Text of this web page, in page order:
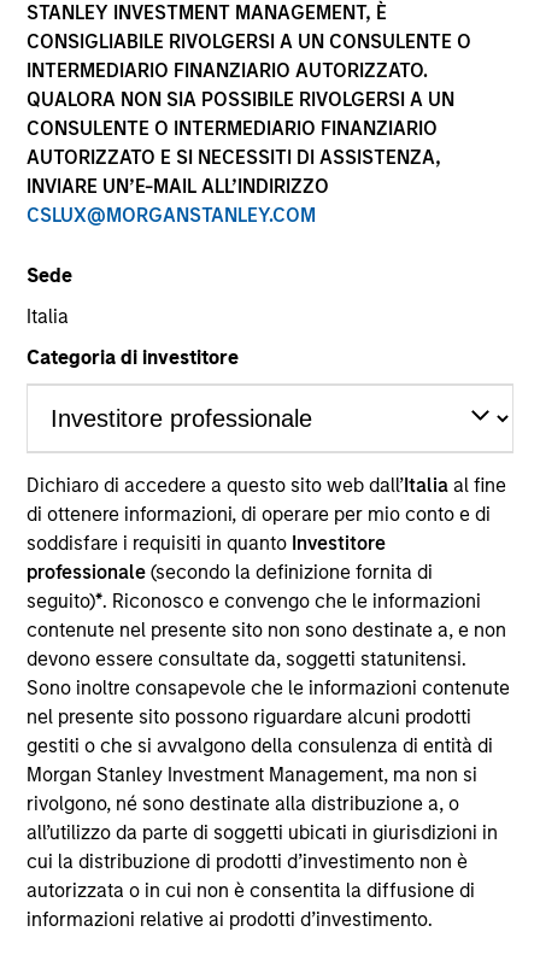
STANLEY INVESTMENT MANAGEMENT, È
CONSIGLIABILE RIVOLGERSI A UN CONSULENTE O
INTERMEDIARIO FINANZIARIO AUTORIZZATO.
QUALORA NON SIA POSSIBILE RIVOLGERSI A UN
CONSULENTE O INTERMEDIARIO FINANZIARIO
AUTORIZZATO E SI NECESSITI DI ASSISTENZA,
INVIARE UN’E-MAIL ALL’INDIRIZZO
CSLUX@MORGANSTANLEY.COM
Sede
Italia
Categoria di investitore
Dichiaro di accedere a questo sito web dall’Italia al fine
di ottenere informazioni, di operare per mio conto e di
soddisfare i requisiti in quanto Investitore
professionale(secondo la definizione fornita di
seguito)*. Riconosco e convengo che le informazioni
contenute nel presente sito non sono destinate a, e non
devono essere consultate da, soggetti statunitensi.
Sono inoltre consapevole che le informazioni contenute
nel presente sito possono riguardare alcuni prodotti
gestiti o che si avvalgono della consulenza di entità di
Morgan Stanley Investment Management, ma non si
rivolgono, né sono destinate alla distribuzione a, o
all’utilizzo da parte di soggetti ubicati in giurisdizioni in
cui la distribuzione di prodotti d’investimento non è
autorizzata o in cui non è consentita la diffusione di
informazioni relative ai prodotti d’investimento.
La performance passata non è un indicatore affidabile dei
risultati futuri. I rendimenti possono aumentare o diminuire
per effetto delle oscillazioni valutarie. Tutti i dati di
performance sono calcolati in base al valore del
patrimonio netto (NAV), al netto delle spese, e non
comprendono le commissioni e gli oneri relativi
all’emissione e al rimborso delle quote. Tutti i dati relativi
alle performance e agli indici sono tratti da Morgan
Stanley Investment Management.
Rendimenti nell’anno solare.
*Devise de référence du fonds
Il presente materiale contiene informazioni relative ai
Comparti di Morgan Stanley Investment Funds, una
società di investimento a capitale variabile di diritto
lussemburghese. (la “Società”) è registrata nel
Granducato di Lussemburgo come organismo
d’investimento collettivo ai sensi della Parte 1 della Legge
del 17 dicembre 2010 e successive modifiche. La Società è
un organismo d’investimento collettivo in valori mobiliari
(“OICVM”).
Prima dell’adesione ai comparti, le richieste di
partecipazione non devono essere presentate senza aver
consultato l’ultima versione del Prospetto Informativo, del
documento contenente informazioni chiave (“KID”) o del
documento contenente informazioni chiave per gli
investitori (“KIID”), della relazione annuale e della
relazione semestrale (“Documenti di offerta”) o altri
documenti disponibili sul sito
https://www.morganstanley.com/im/msinvf/index.html
a titolo gratuito presso la Sede legale all’indirizzo